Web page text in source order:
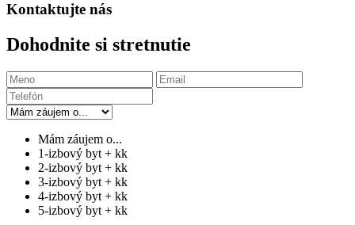
Kontaktujte nás
Dohodnite si stretnutie
Mám záujem o...
1-izbový byt + kk
2-izbový byt + kk
3-izbový byt + kk
4-izbový byt + kk
5-izbový byt + kk